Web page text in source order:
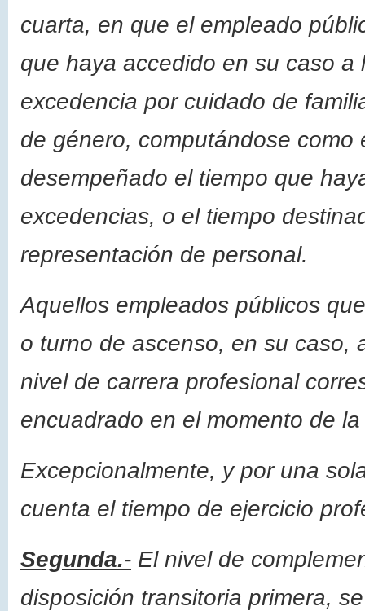
cuarta, en que el empleado
que haya accedido en su caso
excedencia por cuidado de
de género, computándose
desempeñado el tiempo que
excedencias, o el tiempo
representación de personal.
Aquellos empleados públicos
o turno de ascenso, en su caso,
nivel de carrera profesional
encuadrado en el momento de
Excepcionalmente, y por una
cuenta el tiempo de ejercicio
Segunda.- El nivel de
disposición transitoria primera,